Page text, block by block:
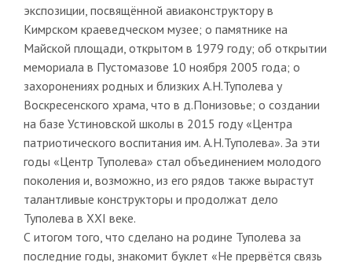
экспозиции, посвящённой авиаконструктору в
Кимрском краеведческом музее; о памятнике на
Майской площади, открытом в 1979 году; об открытии
мемориала в Пустомазове 10 ноября 2005 года; о
захоронениях родных и близких А.Н.Туполева у
Воскресенского храма, что в д.Понизовье; о создании
на базе Устиновской школы в 2015 году «Центра
патриотического воспитания им. А.Н.Туполева». За эти
годы «Центр Туполева» стал объединением молодого
поколения и, возможно, из его рядов также вырастут
талантливые конструкторы и продолжат дело
Туполева в ХХI веке.
С итогом того, что сделано на родине Туполева за
последние годы, знакомит буклет «Не прервётся связь